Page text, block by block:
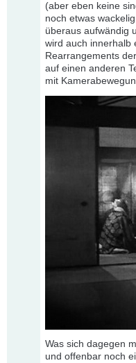
(aber eben keine
noch etwas
überaus aufwändig
wird auch innerhalb
Rearrangements
auf einen anderen
mit
Was sich dagegen
und offenbar noch